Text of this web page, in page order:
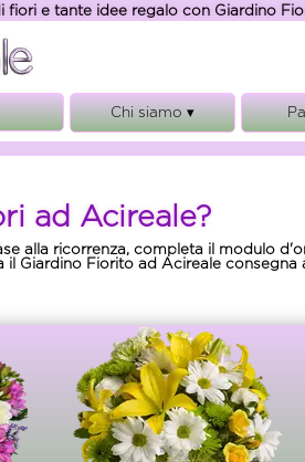
fiori e tante idee regalo con Giardino
Chi siamo ▾
Regolamento
Note Legali
Privacy, cookies e GDPR
ad Acireale?
alla ricorrenza, completa il modulo
Giardino Fiorito ad Acireale consegna